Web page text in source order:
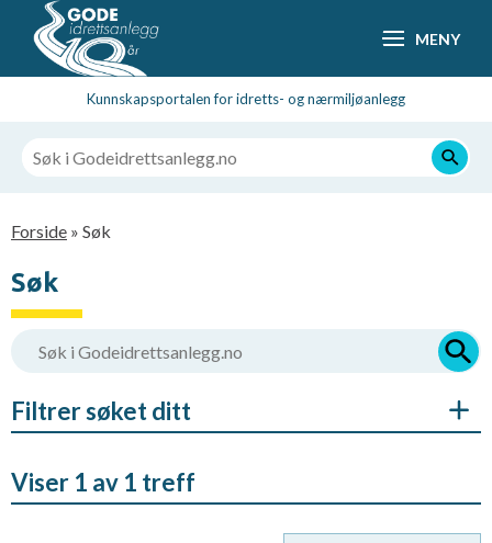
hovedsideinnhold
MENY
Kunnskapsportalen for idretts- og nærmiljøanlegg
Navigasjonssti
Forside Søk
Søk
Filtrer søket ditt
Viser 1 av 1 treff